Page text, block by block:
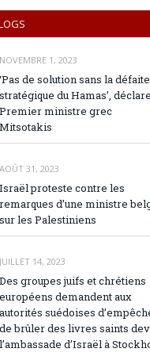
NOVEMBRE 1, 2023
‘Pas de solution sans la défaite
stratégique du Hamas’,
Premier ministre grec
Mitsotakis
AOÛT 31, 2023
Israël proteste contre les
remarques d’une ministre
sur les Palestiniens
JUILLET 14, 2023
Des groupes juifs et chrétiens
européens demandent aux
autorités suédoises
de brûler des livres saints
l’ambassade d’Israël à